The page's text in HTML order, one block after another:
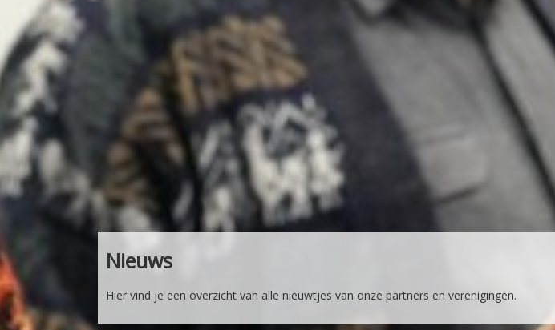
Nieuws
Hier vind je een overzicht van alle nieuwtjes van onze partners en verenigingen.